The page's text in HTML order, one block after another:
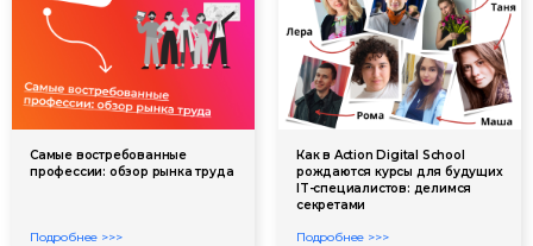
Самые востребованные
профессии: обзор рынка труда
Подробнее >>>
Как в Action Digital School
рождаются курсы для будущих
IT-специалистов: делимся
секретами
Подробнее >>>